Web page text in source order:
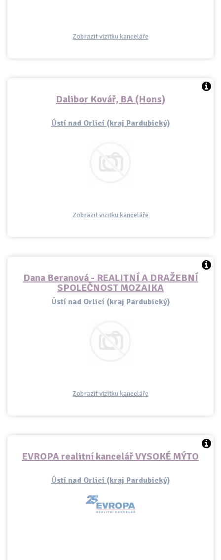
Zobrazit vizitku kanceláře
Dalibor Kovář, BA (Hons)
Ústí nad Orlicí (kraj Pardubický)
Zobrazit vizitku kanceláře
Dana Beranová - REALITNÍ A DRAŽEBNÍ
SPOLEČNOST MOZAIKA
Ústí nad Orlicí (kraj Pardubický)
Zobrazit vizitku kanceláře
EVROPA realitní kancelář VYSOKÉ MÝTO
Ústí nad Orlicí (kraj Pardubický)